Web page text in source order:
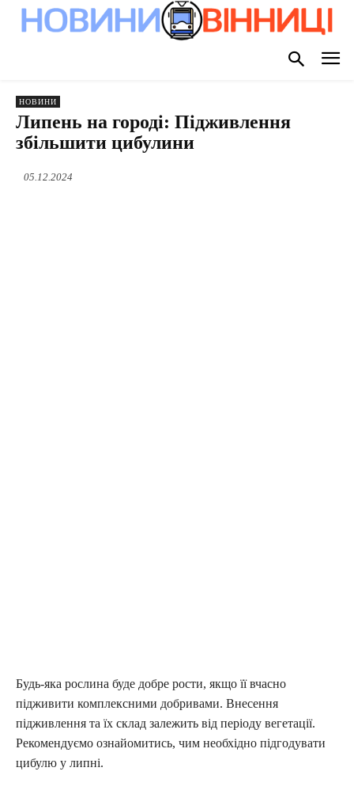
НОВИНИ
Липень на городі: Підживлення
збільшити цибулини
05.12.2024
Будь-яка рослина буде добре рости, якщо її вчасно
підживити комплексними добривами. Внесення
підживлення та їх склад залежить від періоду вегетації.
Рекомендуємо ознайомитись, чим необхідно підгодувати
цибулю у липні.